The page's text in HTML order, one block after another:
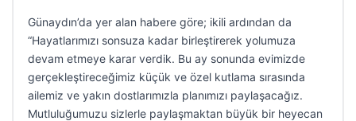
Günaydın’da yer alan habere göre; ikili ardından da
“Hayatlarımızı sonsuza kadar birleştirerek yolumuza
devam etmeye karar verdik. Bu ay sonunda evimizde
gerçekleştireceğimiz küçük ve özel kutlama sırasında
ailemiz ve yakın dostlarımızla planımızı paylaşacağız.
Mutluluğumuzu sizlerle paylaşmaktan büyük bir heyecan